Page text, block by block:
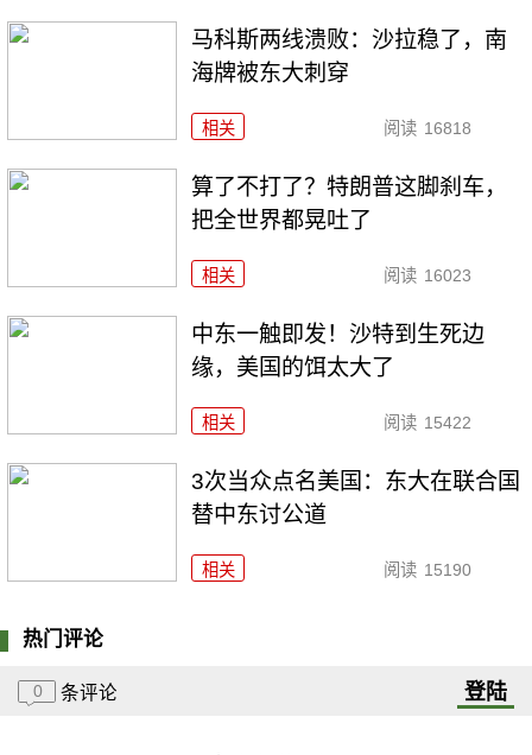
马科斯两线溃败：沙拉稳了，南
海牌被东大刺穿
相关 阅读 16818
算了不打了？特朗普这脚刹车，
把全世界都晃吐了
相关 阅读 16023
中东一触即发！沙特到生死边
缘，美国的饵太大了
相关 阅读 15422
3次当众点名美国：东大在联合国
替中东讨公道
相关 阅读 15190
热门评论
0 条评论 登陆